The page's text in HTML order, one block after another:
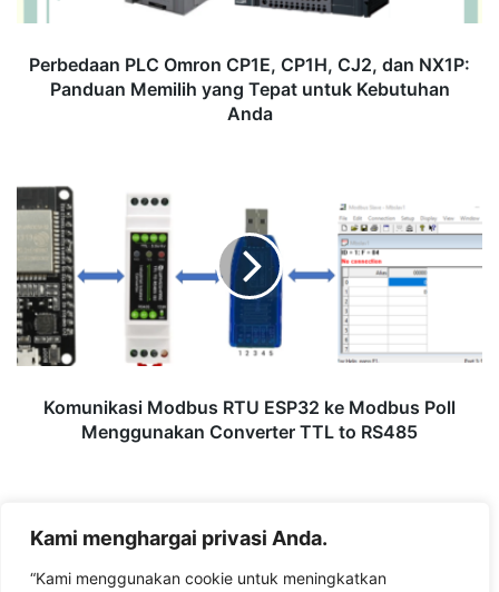
Kami menghargai privasi Anda.
“Kami menggunakan cookie untuk meningkatkan
Panduan
yang
Tepat
Perbedaan PLC Omron CP1E, CP1H, CJ2, dan NX1P:
Panduan Memilih yang Tepat untuk Kebutuhan
Anda
Modbus
ESP32
ke
Modbus
Poll
Menggunakan
Converter
Komunikasi Modbus RTU ESP32 ke Modbus Poll
Menggunakan Converter TTL to RS485
Leave a Reply